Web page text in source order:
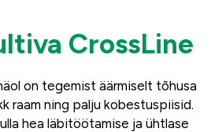
CrossLine
on tegemist äärmiselt tõhusa
raam ning palju kobestuspiisid.
hea läbitöötamise ja ühtlase